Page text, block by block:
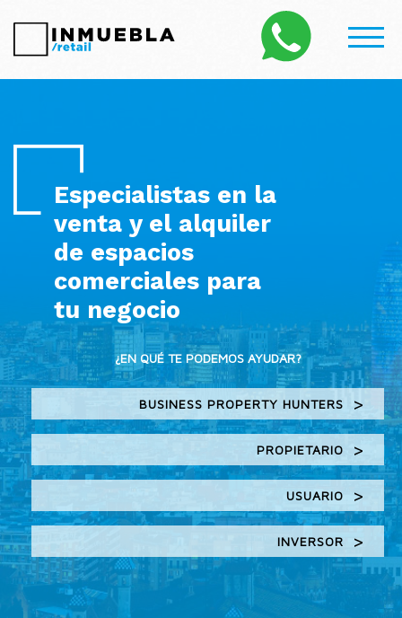
Especialistas en la
venta y el alquiler
de espacios
comerciales para
tu negocio
¿EN QUÉ TE PODEMOS AYUDAR?
BUSINESS PROPERTY HUNTERS
PROPIETARIO
USUARIO
INVERSOR